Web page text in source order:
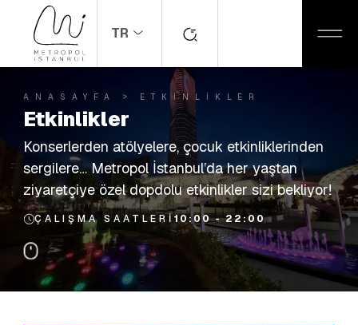
TR
ANASAYFA ETKINLIKLER
Etkinlikler
Konserlerden atölyelere, çocuk etkinliklerinden
sergilere… Metropol İstanbul’da her yaştan
ziyaretçiye özel dopdolu etkinlikler sizi bekliyor!
ÇALIŞMA SAATLERI10:00 - 22:00